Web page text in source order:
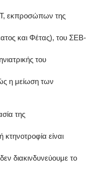
εκπροσώπων της
και Φέτας), του ΣΕΒ-
του
η μείωση των
της
είναι
διακινδυνεύουμε το